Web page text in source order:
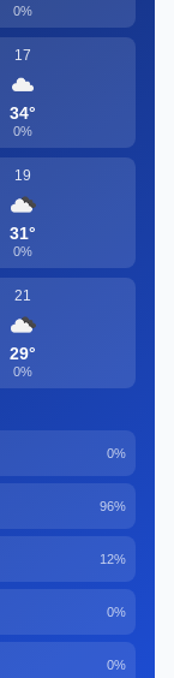
0%
17
34°
0%
19
31°
0%
21
29°
0%
0%
96%
12%
0%
0%